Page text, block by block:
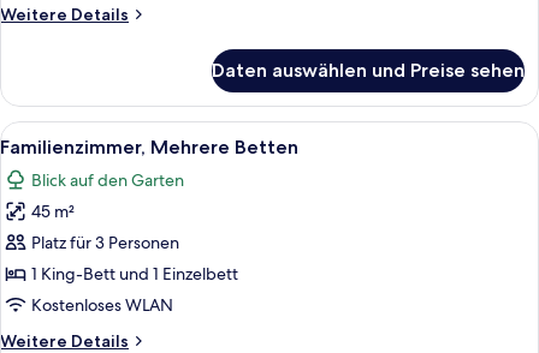
Weitere Details
Weitere
Daten auswählen und Preise sehen
Alle
Fotos
für
Familienzimmer,
Mehrere
Betten
anzeigen
Ein modernes Hotelzimmer mit
4
Familienzimmer, Mehrere Betten
Blick auf den Garten
45 m²
Platz für 3 Personen
1 King-Bett und 1 Einzelbett
Kostenloses WLAN
Weitere Details
Weitere